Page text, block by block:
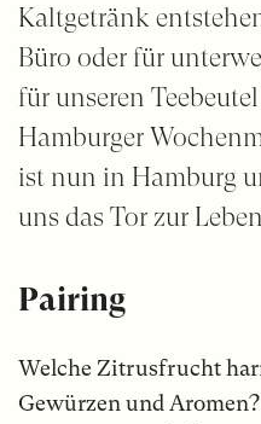
Kaltgetränk
Büro oder für
für unseren
Hamburger
ist nun in Hamburg
uns das Tor zur
Pairing
Welche Zitrusfrucht
Gewürzen und